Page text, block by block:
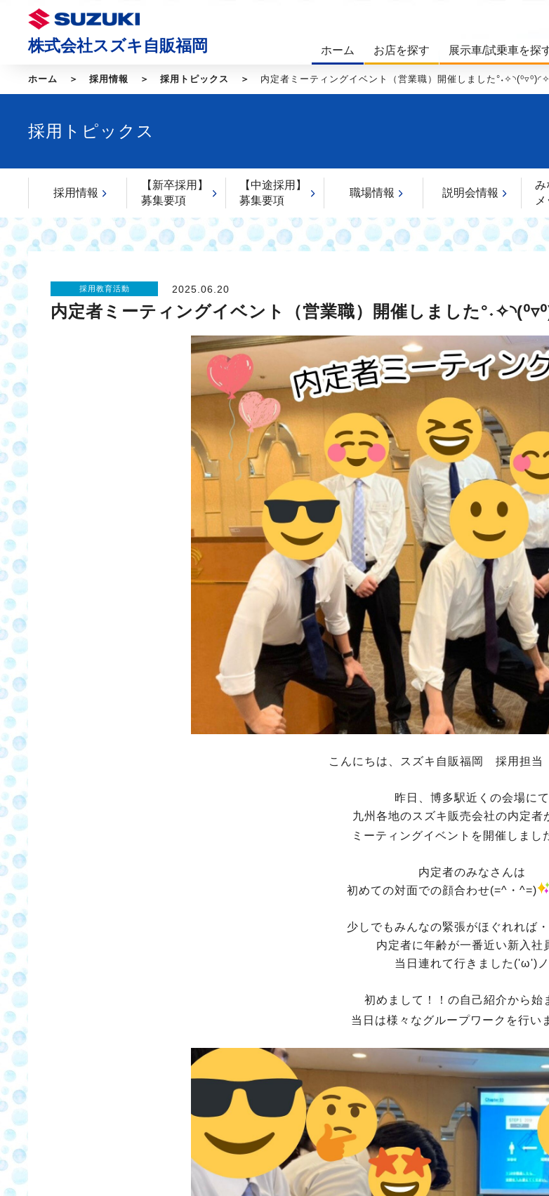
株式会社スズキ自販福岡 ホーム お店を探す 展示車/試乗車を探
ホーム 採用情報 採用トピックス 内定者ミーティングイベント（営業職）開催しました
採用トピックス
採用情報
【新卒採用】
募集要項
【中途採用】
募集要項
職場情報 説明会情報
み
採用教育活動 2025.06.20
内定者ミーティングイベント（営業職）開催しました
こんにちは、スズキ自販福岡 採用担当
昨日、博多駅近くの会場にて
九州各地のスズキ販売会社の内定者
ミーティングイベントを開催しまし
内定者のみなさんは
初めての対面での顔合わせ(=^・^=)
少しでもみんなの緊張がほぐれれば
内定者に年齢が一番近い新入社
当日連れて行きました('ω')ノ
初めまして！！の自己紹介から始
当日は様々なグループワークを行い